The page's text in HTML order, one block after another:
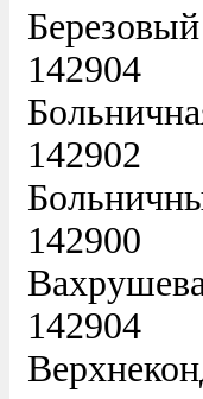
142904
142902
142900
142904